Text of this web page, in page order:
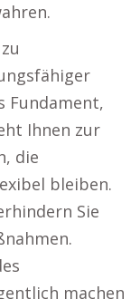
Fundament,
Ihnen zur
die
bleiben.
Sie
machen